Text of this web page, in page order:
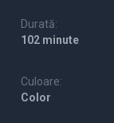
Durată:
102 minute
Culoare:
Color